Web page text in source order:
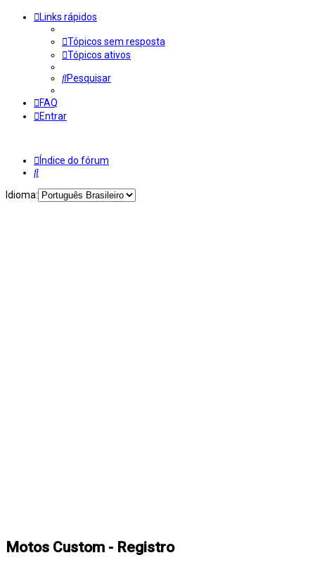
Links rápidos
Tópicos sem resposta
Tópicos ativos
Pesquisar
FAQ
Entrar
Índice do fórum
Pesquisar
Idioma:
Motos Custom - Registro